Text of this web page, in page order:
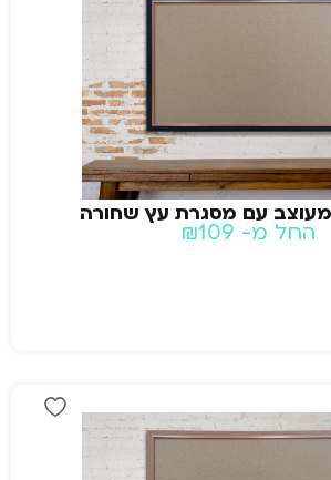
עם מסגרת עץ שחורה
החל מ- ₪109